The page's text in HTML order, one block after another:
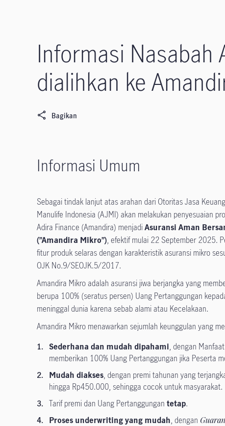
Informasi Nasabah
dialihkan ke
Bagikan
Informasi Umum
Sebagai tindak lanjut atas arahan dari Otoritas Jasa
Manulife Indonesia (AJMI) akan melakukan penyesuaian
Adira Finance (Amandira) menjadiAsuransi Aman
(”Amandira Mikro”), efektif mulai 22 September 2025.
fitur produk selaras dengan karakteristik asuransi mikro
OJK No.9/SEOJK.5/2017.
Amandira Mikro adalah asuransi jiwa berjangka yang
berupa 100% (seratus persen) Uang Pertanggungan
meninggal dunia karena sebab alami atau Kecelakaan.
Amandira Mikro menawarkan sejumlah keunggulan yang
Sederhana dan mudah dipahami, dengan
memberikan 100% Uang Pertanggungan jika Peserta
Mudah diakses, dengan premi tahunan yang
hingga Rp450.000, sehingga cocok untuk masyarakat.
Tarif premi dan Uang Pertanggungantetap.
Proses underwriting yang mudah, dengan